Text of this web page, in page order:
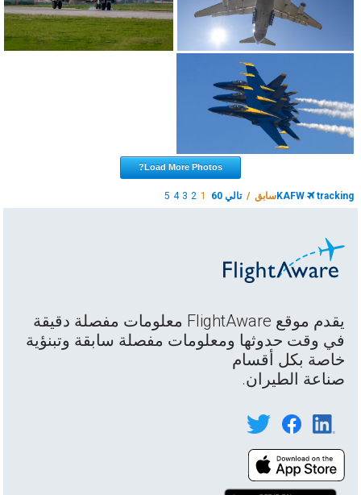
Load More Photos?
سابق /تالي 60 2
3
4
5 KAFW tracking
يقدم موقع FlightAware معلومات مفصلة دقيقة
في وقت حدوثها ومعلومات مفصلة سابقة وتبنؤية
خاصة بكل أقسام
صناعة الطيران.